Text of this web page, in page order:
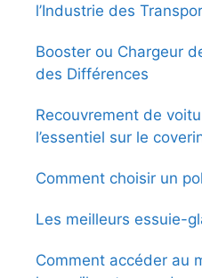
l’Industrie des
Booster ou Chargeur
des Différences
Recouvrement de
l’essentiel sur le
Comment choisir un
Les meilleurs essuie-
Comment accéder au